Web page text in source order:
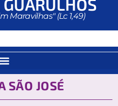
Maravilhas" (Lc 1,49)
SÃO JOSÉ